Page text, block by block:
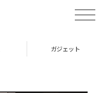
toggle
ガジェット